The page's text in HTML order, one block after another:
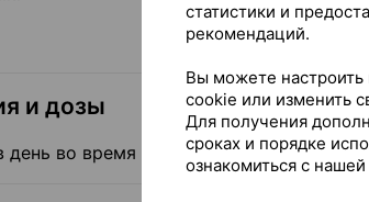
и дозы
во время еды.
статистики и
рекомендаций.
Вы можете настроить
cookie или изменить
Для получения
сроках и порядке
ознакомиться с нашей